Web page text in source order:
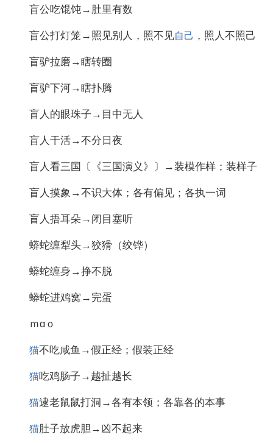
盲公吃馄饨→肚里有数
盲公打灯笼→照见别人，照不见自己 ，照人不照己
盲驴拉磨→瞎转圈
盲驴下河→瞎扑腾
盲人的眼珠子→目中无人
盲人干活→不分日夜
盲人看三国〔《三国演义》〕→装模作样；装样子
盲人摸象→不识大体；各有偏见；各执一词
盲人捂耳朵→闭目塞听
蟒蛇缠犁头→狡猾（绞铧）
蟒蛇缠身→挣不脱
蟒蛇进鸡窝→完蛋
ｍɑｏ
猫不吃咸鱼→假正经；假装正经
猫吃鸡肠子→越扯越长
猫逮老鼠鼠打洞→各有本领；各靠各的本事
猫肚子放虎胆→凶不起来